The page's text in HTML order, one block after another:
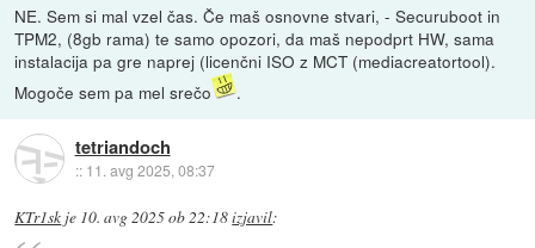
NE. Sem si mal vzel čas. Če maš osnovne stvari, - Securuboot in
TPM2, (8gb rama) te samo opozori, da maš nepodprt HW, sama
instalacija pa gre naprej (licenčni ISO z MCT (mediacreatortool).
Mogoče sem pa mel srečo
.
tetriandoch
:: 11. avg 2025, 08:37
KTr1sk je 10. avg 2025 ob 22:18izjavil: